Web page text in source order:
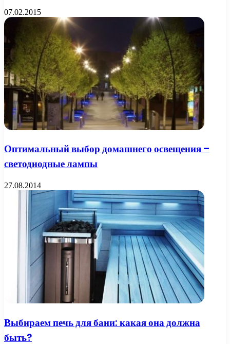
07.02.2015
Оптимальный выбор домашнего освещения –
светодиодные лампы
27.08.2014
Выбираем печь для бани: какая она должна
быть?